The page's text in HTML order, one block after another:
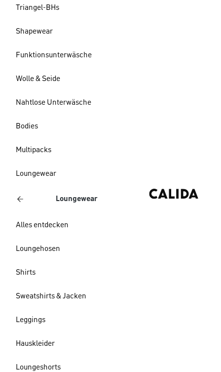
Triangel-BHs
Shapewear
Funktionsunterwäsche
Wolle & Seide
Nahtlose Unterwäsche
Bodies
Multipacks
Loungewear
Loungewear
Alles entdecken
Loungehosen
Shirts
Sweatshirts & Jacken
Leggings
Hauskleider
Loungeshorts